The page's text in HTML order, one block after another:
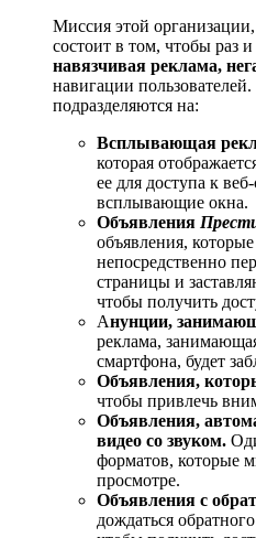
Миссия этой
состоит в том, чтобы раз
навязчивая реклама,
навигации
подразделяются на:
Всплывающая
которая
ее для доступа к
всплывающие окна.
Объявления
объявления,
непосредственно
страницы и
чтобы получить
Aнунции,
реклама,
смартфона, будет
Объявления,
чтобы привлечь
Объявления,
видео со звуком.
форматов, которые
просмотре.
Объявления с
дождаться